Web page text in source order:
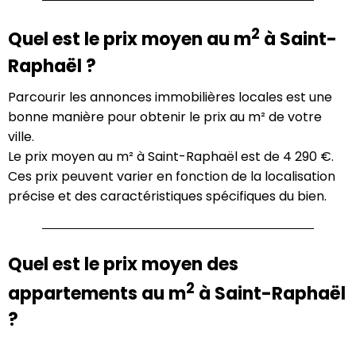
Quel est le prix moyen au m2 à Saint-
Raphaël ?
Parcourir les annonces immobilières locales est une
bonne manière pour obtenir le prix au m² de votre
ville.
Le prix moyen au m² à Saint-Raphaël est de 4 290 €.
Ces prix peuvent varier en fonction de la localisation
précise et des caractéristiques spécifiques du bien.
Quel est le prix moyen des
appartements au m2 à Saint-Raphaël
?